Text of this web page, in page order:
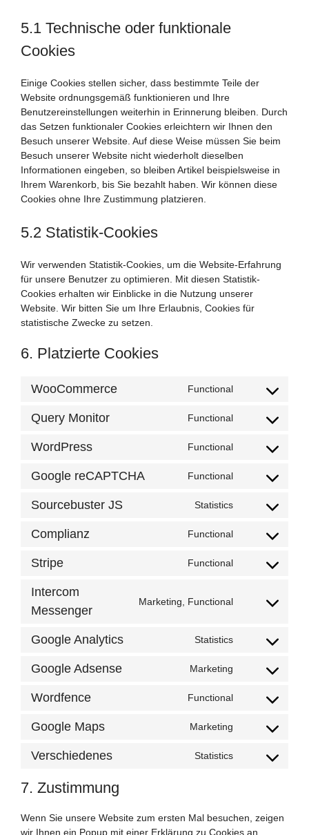
5.1 Technische oder funktionale
Cookies
Einige Cookies stellen sicher, dass bestimmte Teile der
Website ordnungsgemäß funktionieren und Ihre
Benutzereinstellungen weiterhin in Erinnerung bleiben. Durch
das Setzen funktionaler Cookies erleichtern wir Ihnen den
Besuch unserer Website. Auf diese Weise müssen Sie beim
Besuch unserer Website nicht wiederholt dieselben
Informationen eingeben, so bleiben Artikel beispielsweise in
Ihrem Warenkorb, bis Sie bezahlt haben. Wir können diese
Cookies ohne Ihre Zustimmung platzieren.
5.2 Statistik-Cookies
Wir verwenden Statistik-Cookies, um die Website-Erfahrung
für unsere Benutzer zu optimieren. Mit diesen Statistik-
Cookies erhalten wir Einblicke in die Nutzung unserer
Website. Wir bitten Sie um Ihre Erlaubnis, Cookies für
statistische Zwecke zu setzen.
6. Platzierte Cookies
WooCommerce Functional
Consent
service
Query Monitor Functional
Consent
service
monitor
WordPress Functional
Consent
service
Google reCAPTCHA Functional
Consent
service
recaptcha
Sourcebuster JS Statistics
Consent
service
Complianz Functional
Consent
service
Stripe Functional
Consent
service
Intercom
Messenger
Marketing, Functional
Consent
service
messenger
Google Analytics Statistics
Consent
service
analytics
Google Adsense Marketing
Consent
service
adsense
Wordfence Functional
Consent
service
Google Maps Marketing
Consent
service
Verschiedenes Statistics
Consent
7. Zustimmung
Wenn Sie unsere Website zum ersten Mal besuchen, zeigen
wir Ihnen ein Popup mit einer Erklärung zu Cookies an.